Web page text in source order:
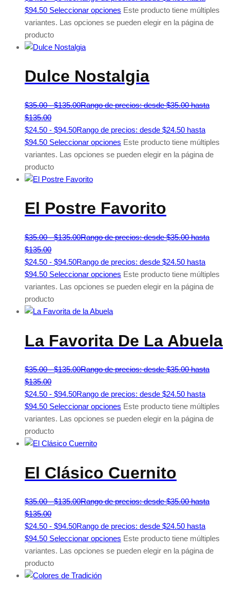
$94.50 Seleccionar opciones Este producto tiene múltiples
variantes. Las opciones se pueden elegir en la página de
producto
Dulce Nostalgia
$35.00 - $135.00Rango de precios: desde $35.00 hasta
$135.00
$24.50 - $94.50Rango de precios: desde $24.50 hasta
$94.50 Seleccionar opciones Este producto tiene múltiples
variantes. Las opciones se pueden elegir en la página de
producto
El Postre Favorito
$35.00 - $135.00Rango de precios: desde $35.00 hasta
$135.00
$24.50 - $94.50Rango de precios: desde $24.50 hasta
$94.50 Seleccionar opciones Este producto tiene múltiples
variantes. Las opciones se pueden elegir en la página de
producto
La Favorita De La Abuela
$35.00 - $135.00Rango de precios: desde $35.00 hasta
$135.00
$24.50 - $94.50Rango de precios: desde $24.50 hasta
$94.50 Seleccionar opciones Este producto tiene múltiples
variantes. Las opciones se pueden elegir en la página de
producto
El Clásico Cuernito
$35.00 - $135.00Rango de precios: desde $35.00 hasta
$135.00
$24.50 - $94.50Rango de precios: desde $24.50 hasta
$94.50 Seleccionar opciones Este producto tiene múltiples
variantes. Las opciones se pueden elegir en la página de
producto